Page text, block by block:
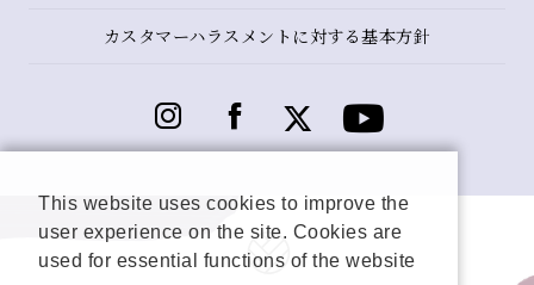
カスタマーハラスメントに対する基本方針
This website uses cookies to improve the
user experience on the site. Cookies are
used for essential functions of the website